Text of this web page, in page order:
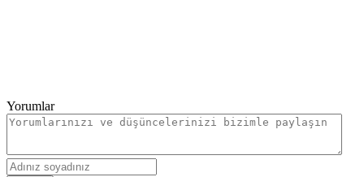
Yorumlar